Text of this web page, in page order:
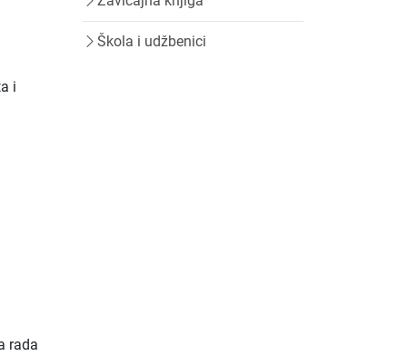
i
rada
Škola i udžbenici